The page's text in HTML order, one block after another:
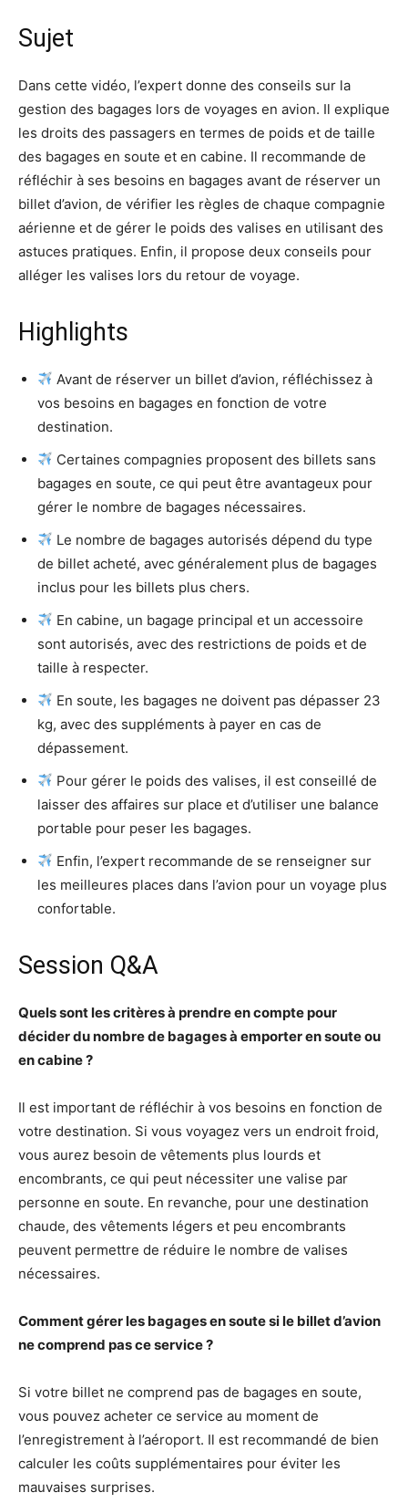
Sujet
Dans cette vidéo, l’expert donne des conseils sur la
gestion des bagages lors de voyages en avion. Il explique
les droits des passagers en termes de poids et de taille
des bagages en soute et en cabine. Il recommande de
réfléchir à ses besoins en bagages avant de réserver un
billet d’avion, de vérifier les règles de chaque compagnie
aérienne et de gérer le poids des valises en utilisant des
astuces pratiques. Enfin, il propose deux conseils pour
alléger les valises lors du retour de voyage.
Highlights
Avant de réserver un billet d’avion, réfléchissez à
vos besoins en bagages en fonction de votre
destination.
Certaines compagnies proposent des billets sans
bagages en soute, ce qui peut être avantageux pour
gérer le nombre de bagages nécessaires.
Le nombre de bagages autorisés dépend du type
de billet acheté, avec généralement plus de bagages
inclus pour les billets plus chers.
En cabine, un bagage principal et un accessoire
sont autorisés, avec des restrictions de poids et de
taille à respecter.
En soute, les bagages ne doivent pas dépasser 23
kg, avec des suppléments à payer en cas de
dépassement.
Pour gérer le poids des valises, il est conseillé de
laisser des affaires sur place et d’utiliser une balance
portable pour peser les bagages.
Enfin, l’expert recommande de se renseigner sur
les meilleures places dans l’avion pour un voyage plus
confortable.
Session Q&A
Quels sont les critères à prendre en compte pour
décider du nombre de bagages à emporter en soute ou
en cabine ?
Il est important de réfléchir à vos besoins en fonction de
votre destination. Si vous voyagez vers un endroit froid,
vous aurez besoin de vêtements plus lourds et
encombrants, ce qui peut nécessiter une valise par
personne en soute. En revanche, pour une destination
chaude, des vêtements légers et peu encombrants
peuvent permettre de réduire le nombre de valises
nécessaires.
Comment gérer les bagages en soute si le billet d’avion
ne comprend pas ce service ?
Si votre billet ne comprend pas de bagages en soute,
vous pouvez acheter ce service au moment de
l’enregistrement à l’aéroport. Il est recommandé de bien
calculer les coûts supplémentaires pour éviter les
mauvaises surprises.